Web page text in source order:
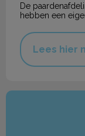
De
hebben een
Lees hier
Purina Pro Plan